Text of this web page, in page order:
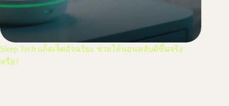
Sleep Tech แก็ดเจ็ตอัจฉริยะ ช่วยให้นอนหลับดีขึ้นจริง
หรือ?